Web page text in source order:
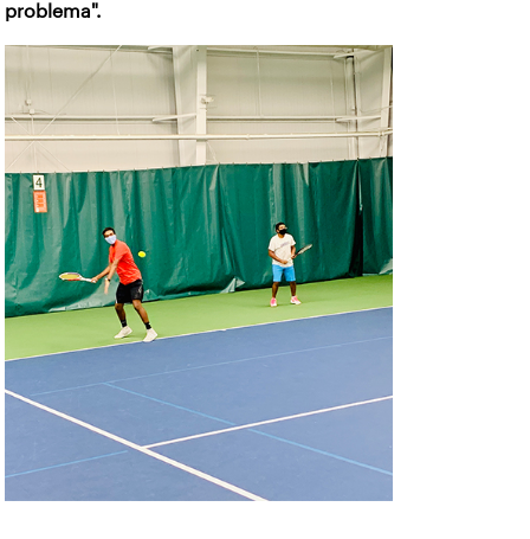
problema".